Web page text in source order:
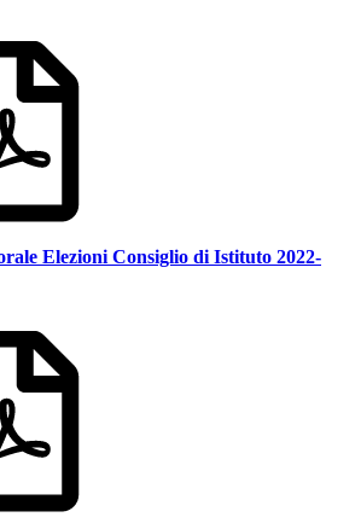
Elezioni Consiglio di Istituto 2022-